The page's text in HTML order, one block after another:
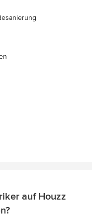
auf Houzz